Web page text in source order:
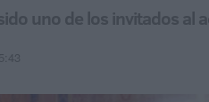
uno de los invitados al